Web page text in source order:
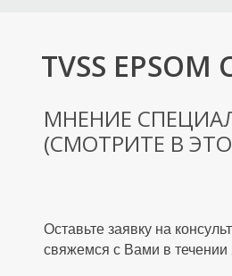
TVSS EPSOM
МНЕНИЕ
(СМОТРИТЕ В
Оставьте заявку на
свяжемся с Вами в течении